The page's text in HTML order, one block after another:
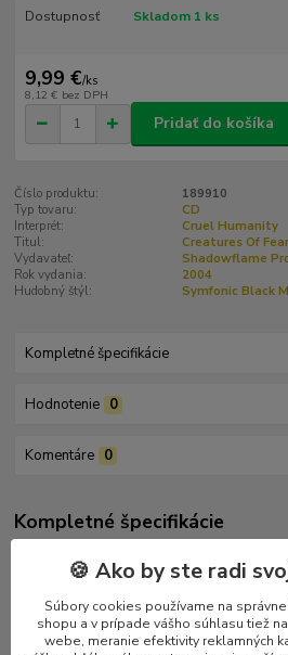
Dostupnosť Skladom 1 ks
9,99 €/ks
8,12 € bez DPH
Pridať do košíka
Číslo produktu:
189910
Typ tovaru:
CD
Interprét:
Cruel Humanity
Titul:
Creatures Of Fear
Vydavateľ:
Shadowflame
Rok vydania:
2004
Hudobný štýl:
Symfonic Black
Kompletné špecifikácie
Hodnotenie 0
Komentáre 0
Kompletné špecifikácie
Symfonický black metal z anglického
v roku 1997. Toto je ich druhý radový
Posledný kus.
🍪 Ako by ste radi
Súbory cookies používame na
shopu a v prípade vášho súhlasu tiež
webe, meranie efektivity reklamných